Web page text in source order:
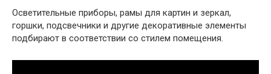
Осветительные приборы, рамы для картин и зеркал,
горшки, подсвечники и другие декоративные элементы
подбирают в соответствии со стилем помещения.